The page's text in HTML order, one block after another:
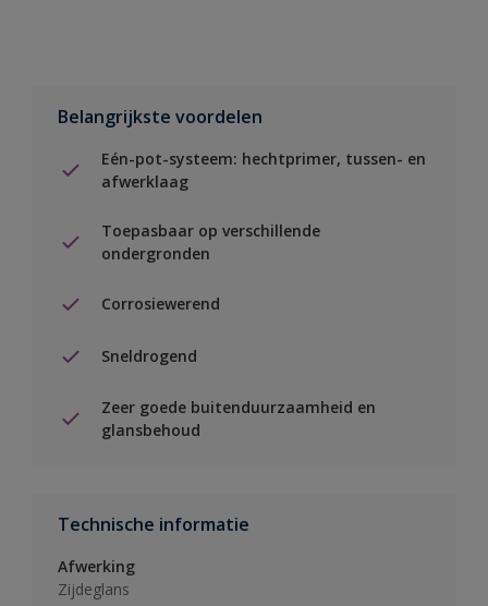
Belangrijkste voordelen
Eén-pot-systeem: hechtprimer, tussen- en
afwerklaag
Toepasbaar op verschillende
ondergronden
Corrosiewerend
Sneldrogend
Zeer goede buitenduurzaamheid en
glansbehoud
Technische informatie
Afwerking
Zijdeglans